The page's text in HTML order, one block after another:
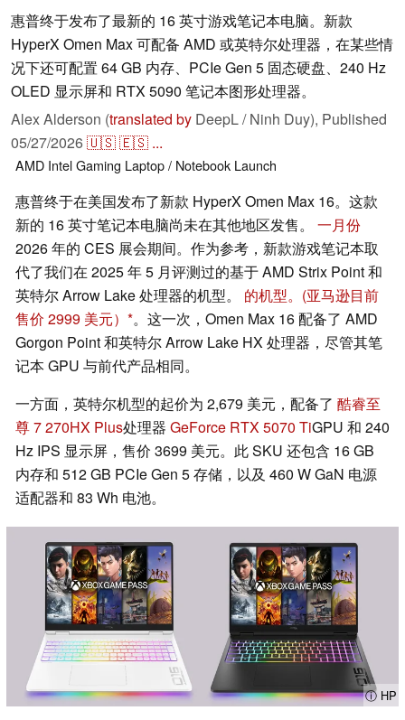
惠普终于发布了最新的 16 英寸游戏笔记本电脑。新款
HyperX Omen Max 可配备 AMD 或英特尔处理器，在某些情
况下还可配置 64 GB 内存、PCIe Gen 5 固态硬盘、240 Hz
OLED 显示屏和 RTX 5090 笔记本图形处理器。
Alex Alderson (translated by DeepL / Ninh Duy), Published
05/27/2026🇺🇸🇪🇸 ...
AMD IntelGaming Laptop / Notebook Launch
惠普终于在美国发布了新款 HyperX Omen Max 16。这款
新的 16 英寸笔记本电脑尚未在其他地区发售。 一月份
2026 年的 CES 展会期间。作为参考，新款游戏笔记本取
代了我们在 2025 年 5 月评测过的基于 AMD Strix Point 和
英特尔 Arrow Lake 处理器的机型。 的机型。 (亚马逊目前
售价 2999 美元）
。这一次，Omen Max 16 配备了 AMD
Gorgon Point 和英特尔 Arrow Lake HX 处理器，尽管其笔
记本 GPU 与前代产品相同。
一方面，英特尔机型的起价为 2,679 美元，配备了 酷睿至
尊 7 270HX Plus处理器 GeForce RTX 5070 TiGPU 和 240
Hz IPS 显示屏，售价 3699 美元。此 SKU 还包含 16 GB
内存和 512 GB PCIe Gen 5 存储，以及 460 W GaN 电源
适配器和 83 Wh 电池。
ⓘ HP